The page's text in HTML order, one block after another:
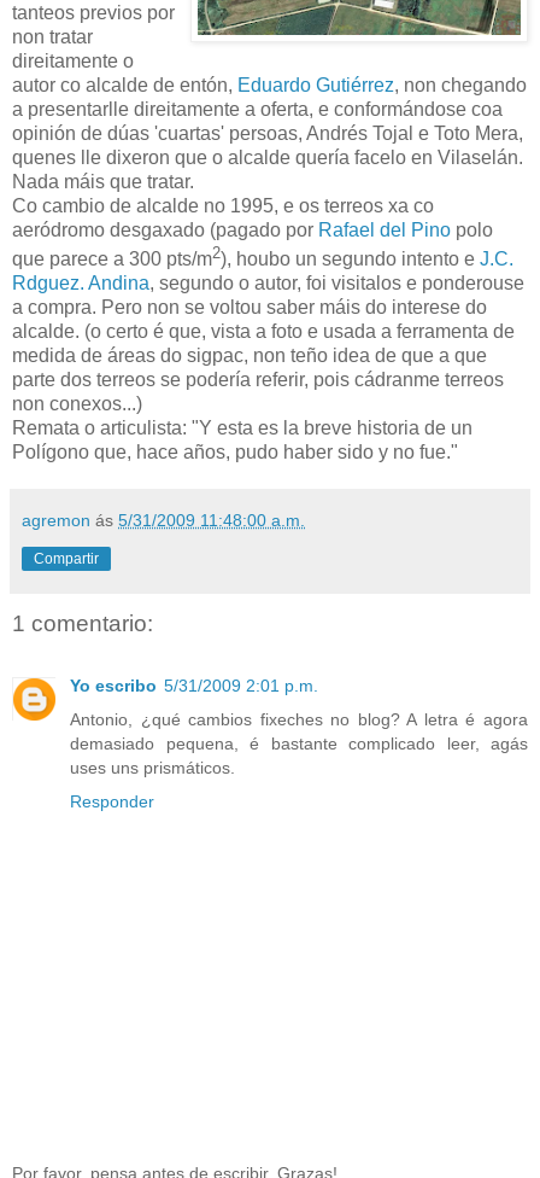
tanteos previos por
non tratar
direitamente o
autor co alcalde de entón, Eduardo Gutiérrez, non chegando
a presentarlle direitamente a oferta, e conformándose coa
opinión de dúas 'cuartas' persoas, Andrés Tojal e Toto Mera,
quenes lle dixeron que o alcalde quería facelo en Vilaselán.
Nada máis que tratar.
Co cambio de alcalde no 1995, e os terreos xa co
aeródromo desgaxado (pagado por Rafael del Pino polo
que parece a 300 pts/m2), houbo un segundo intento e J.C.
Rdguez. Andina, segundo o autor, foi visitalos e ponderouse
a compra. Pero non se voltou saber máis do interese do
alcalde. (o certo é que, vista a foto e usada a ferramenta de
medida de áreas do sigpac, non teño idea de que a que
parte dos terreos se podería referir, pois cádranme terreos
non conexos...)
Remata o articulista: "Y esta es la breve historia de un
Polígono que, hace años, pudo haber sido y no fue."
agremon ás 5/31/2009 11:48:00 a.m.
Compartir
1 comentario:
Yo escribo 5/31/2009 2:01 p.m.
Antonio, ¿qué cambios fixeches no blog? A letra é agora
demasiado pequena, é bastante complicado leer, agás
uses uns prismáticos.
Responder
Por favor, pensa antes de escribir. Grazas!